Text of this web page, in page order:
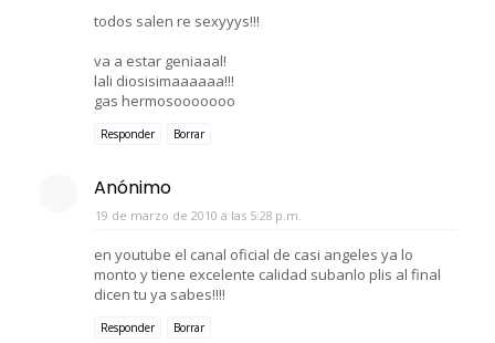
todos salen re sexyyys!!!
va a estar geniaaal!
lali diosisimaaaaaa!!!
gas hermosooooooo
Responder Borrar
Anónimo
19 de marzo de 2010 a las 5:28 p.m.
en youtube el canal oficial de casi angeles ya lo
monto y tiene excelente calidad subanlo plis al final
dicen tu ya sabes!!!!
Responder Borrar